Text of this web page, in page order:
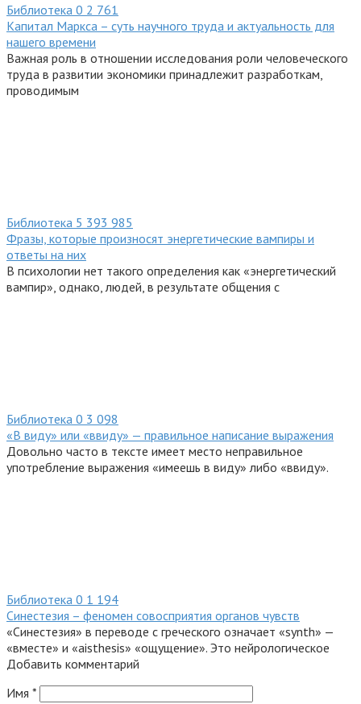
Библиотека 0 2 761
Капитал Маркса – суть научного труда и актуальность для
нашего времени
Важная роль в отношении исследования роли человеческого
труда в развитии экономики принадлежит разработкам,
проводимым
Библиотека 5 393 985
Фразы, которые произносят энергетические вампиры и
ответы на них
В психологии нет такого определения как «энергетический
вампир», однако, людей, в результате общения с
Библиотека 0 3 098
«В виду» или «ввиду» — правильное написание выражения
Довольно часто в тексте имеет место неправильное
употребление выражения «имеешь в виду» либо «ввиду».
Библиотека 0 1 194
Синестезия – феномен совосприятия органов чувств
«Синестезия» в переводе с греческого означает «synth» —
«вместе» и «aisthesis» «ощущение». Это нейрологическое
Добавить комментарий
Имя *